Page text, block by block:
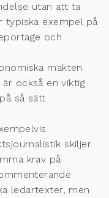
utan att ta
typiska exempel på
och
makten
också en viktig
så sätt
skiljer
krav på
ledartexter, men